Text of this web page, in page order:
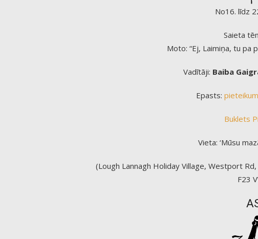
No16. līdz
Saieta
Moto: “Ej, Laimiņa, tu pa
Vadītāji: Baiba
Epasts:
Buklets
Vieta: ‘Mūsu
(Lough Lannagh Holiday Village, Westport
F23